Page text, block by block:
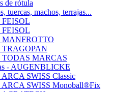
de rótula
tuercas, machos, terrajas...
FEISOL
FEISOL
MANFROTTO
TRAGOPAN
TODAS MARCAS
- AUGENBLICKE
ARCA SWISS Classic
ARCA SWISS Monoball®Fix